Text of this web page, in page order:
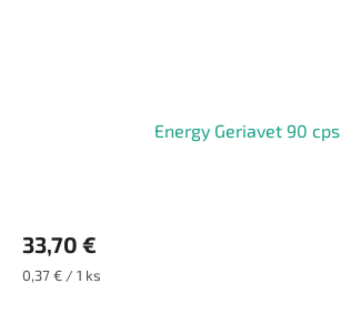
Energy Geriavet 90 cps.
produktu
5,0
33,70 €
Jednotková
0,37 € / 1 ks